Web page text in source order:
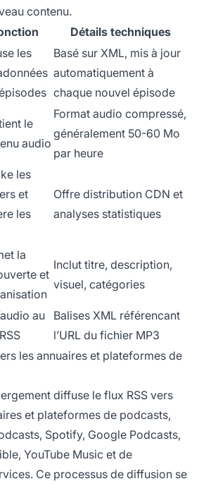
contenu.
Détails techniques
les
Basé sur XML, mis à jour
automatiquement à
chaque nouvel épisode
le
audio
Format audio compressé,
généralement 50-60 Mo
par heure
les
et
les
Offre distribution CDN et
analyses statistiques
la
et
Inclut titre, description,
visuel, catégories
au
Balises XML référencant
l’URL du fichier MP3
les annuaires et plateformes de
diffuse le flux RSS vers
et plateformes de podcasts,
Spotify, Google Podcasts,
YouTube Music et de
Ce processus de diffusion se